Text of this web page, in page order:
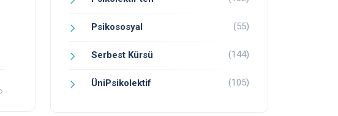
Psikososyal (55)
Serbest Kürsü (144)
ÜniPsikolektif (105)